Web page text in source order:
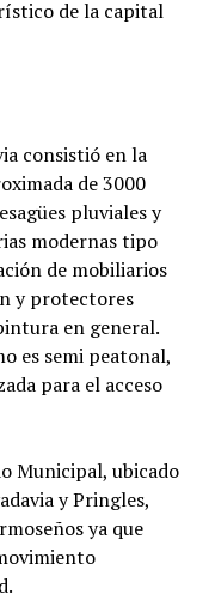
de la capital
consistió en la
de 3000
pluviales y
modernas tipo
de mobiliarios
y protectores
en general.
es semi peatonal,
para el acceso
Municipal, ubicado
y Pringles,
ya que